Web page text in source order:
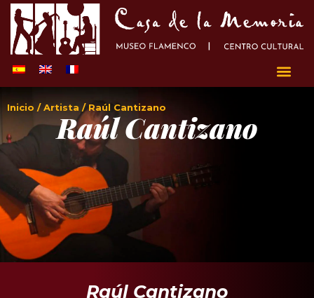
Inicio /Artista / Raúl Cantizano
Raúl Cantizano
Raúl Cantizano